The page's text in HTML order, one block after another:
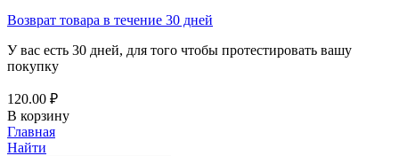
Возврат товара в течение 30 дней
У вас есть 30 дней, для того чтобы протестировать вашу
покупку
120.00 ₽
В корзину
Главная
Найти